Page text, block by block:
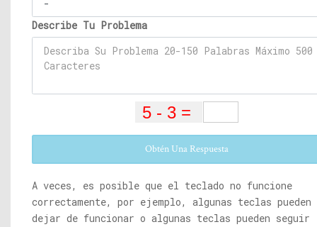
Describe Tu Problema
Obtén Una Respuesta
A veces, es posible que el teclado no funcione
correctamente, por ejemplo, algunas teclas pueden
dejar de funcionar o algunas teclas pueden seguir